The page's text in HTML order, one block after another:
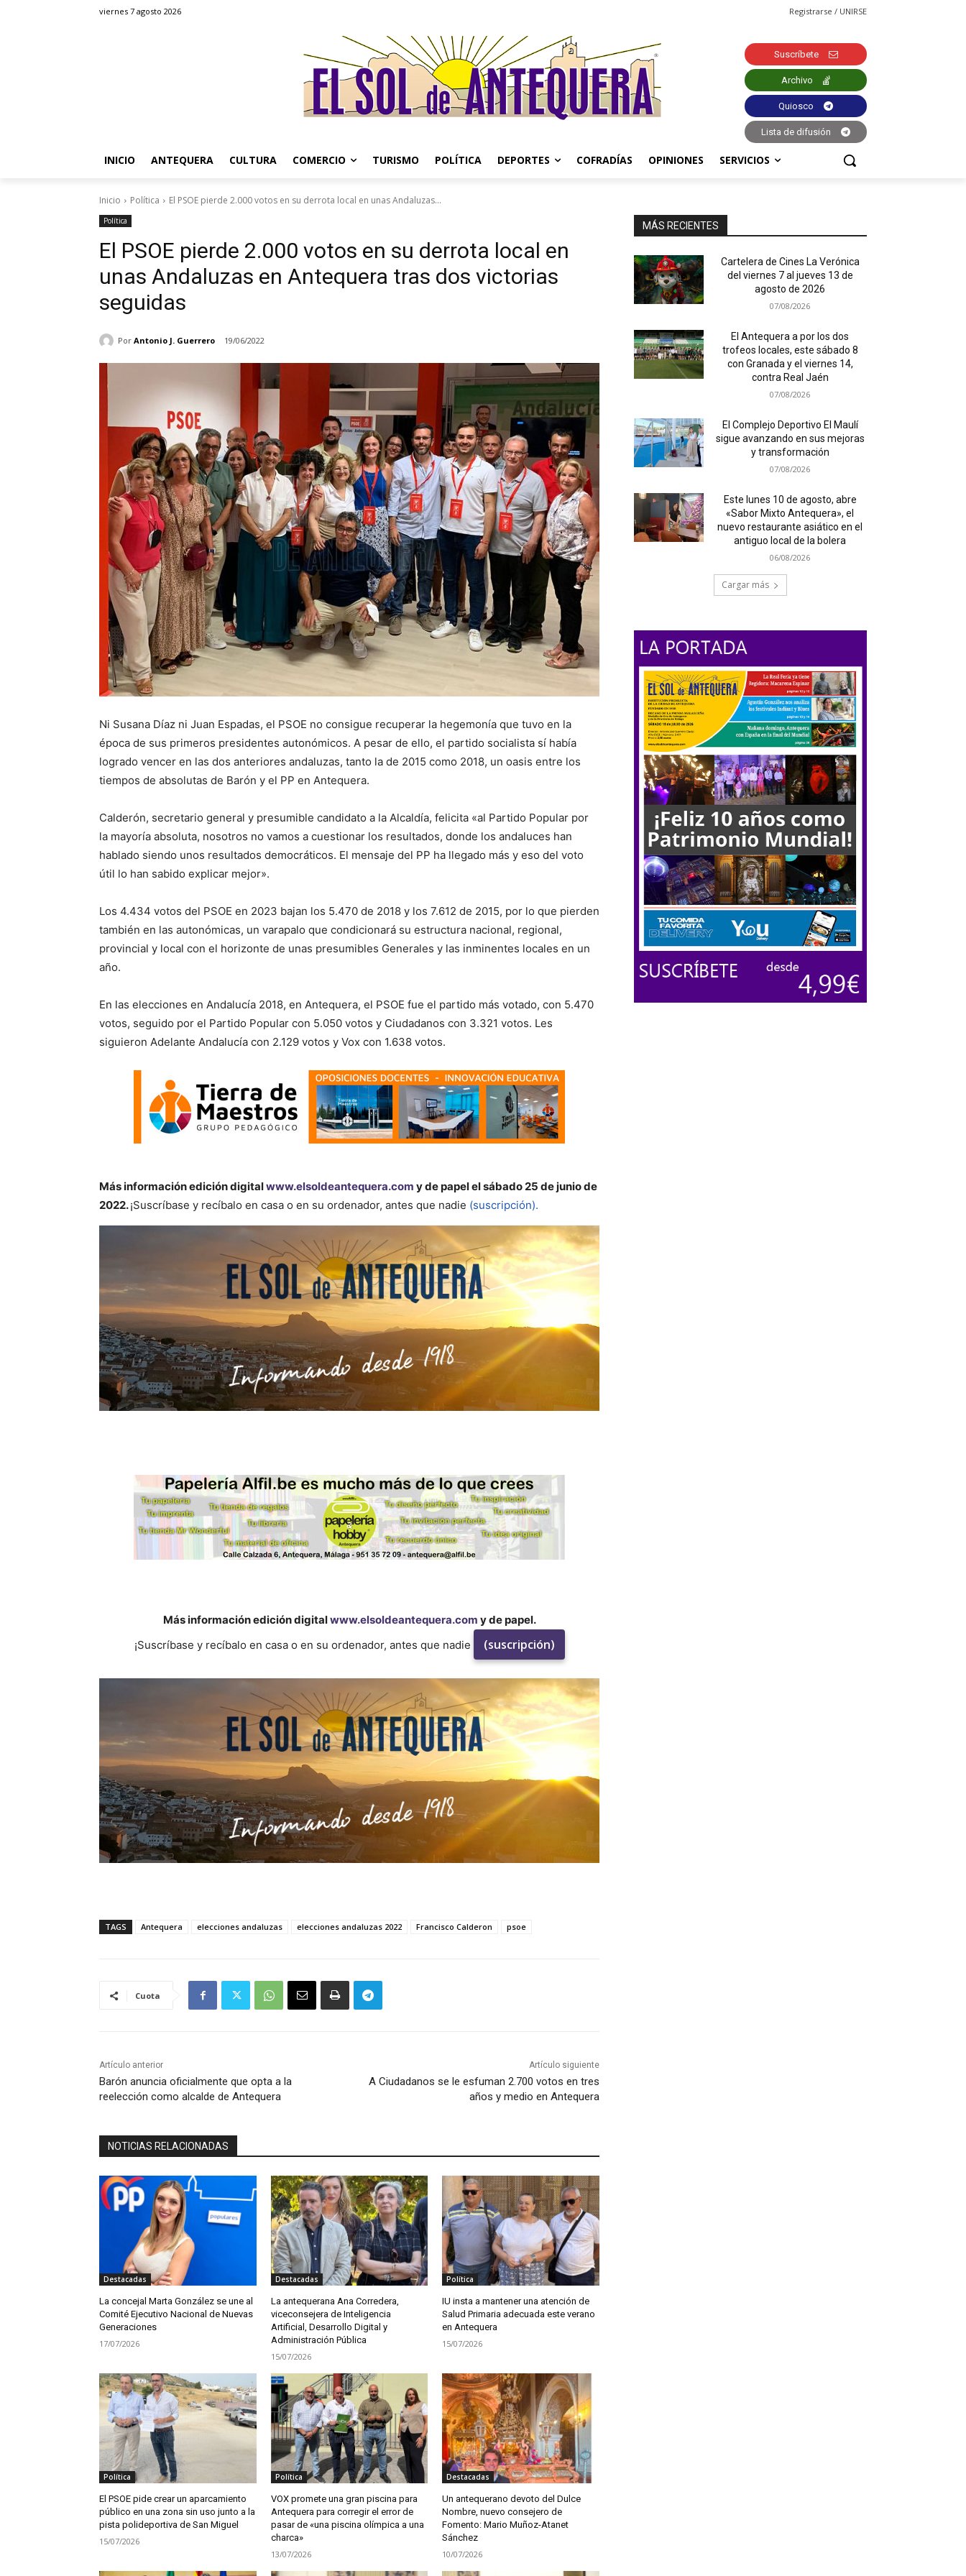
viernes 7 agosto 2026 Registrarse / UNIRSE
Suscríbete
Archivo
Quiosco
Lista de difusión
INICIO ANTEQUERA CULTURA COMERCIO TURISMO POLÍTICA DEPORTES COFRADÍAS OPINIONES SERVICIOS
Inicio Política El PSOE pierde 2.000 votos en su derrota local en unas Andaluzas...
Política
El PSOE pierde 2.000 votos en su derrota local en
unas Andaluzas en Antequera tras dos victorias
seguidas
Por Antonio J. Guerrero 19/06/2022
Ni Susana Díaz ni Juan Espadas, el PSOE no consigue recuperar la hegemonía que tuvo en la
época de sus primeros presidentes autonómicos. A pesar de ello, el partido socialista sí había
logrado vencer en las dos anteriores andaluzas, tanto la de 2015 como 2018, un oasis entre los
tiempos de absolutas de Barón y el PP en Antequera.
Calderón, secretario general y presumible candidato a la Alcaldía, felicita «al Partido Popular por
la mayoría absoluta, nosotros no vamos a cuestionar los resultados, donde los andaluces han
hablado siendo unos resultados democráticos. El mensaje del PP ha llegado más y eso del voto
útil lo han sabido explicar mejor».
Los 4.434 votos del PSOE en 2023 bajan los 5.470 de 2018 y los 7.612 de 2015, por lo que pierden
también en las autonómicas, un varapalo que condicionará su estructura nacional, regional,
provincial y local con el horizonte de unas presumibles Generales y las inminentes locales en un
año.
En las elecciones en Andalucía 2018, en Antequera, el PSOE fue el partido más votado, con 5.470
votos, seguido por el Partido Popular con 5.050 votos y Ciudadanos con 3.321 votos. Les
siguieron Adelante Andalucía con 2.129 votos y Vox con 1.638 votos.
Más informaciónedición digitalwww.elsoldeantequera.com y de papel el sábado 25 de junio de
2022.¡Suscríbase y recíbalo en casa o en su ordenador, antes que nadie (suscripción).
Más información edición digitalwww.elsoldeantequera.com y de papel.
¡Suscríbase y recíbalo en casa o en su ordenador, antes que nadie
(suscripción)
TAGS Antequera elecciones andaluzas elecciones andaluzas 2022 Francisco Calderon psoe
Cuota
Artículo anterior
Barón anuncia oficialmente que opta a la
reelección como alcalde de Antequera
Artículo siguiente
A Ciudadanos se le esfuman 2.700 votos en tres
años y medio en Antequera
NOTICIAS RELACIONADAS
Destacadas
La concejal Marta González se une al
Comité Ejecutivo Nacional de Nuevas
Generaciones
17/07/2026
Destacadas
La antequerana Ana Corredera,
viceconsejera de Inteligencia
Artificial, Desarrollo Digital y
Administración Pública
15/07/2026
Política
IU insta a mantener una atención de
Salud Primaria adecuada este verano
en Antequera
15/07/2026
Política
El PSOE pide crear un aparcamiento
público en una zona sin uso junto a la
pista polideportiva de San Miguel
15/07/2026
Política
VOX promete una gran piscina para
Antequera para corregir el error de
pasar de «una piscina olímpica a una
charca»
13/07/2026
Destacadas
Un antequerano devoto del Dulce
Nombre, nuevo consejero de
Fomento: Mario Muñoz-Atanet
Sánchez
10/07/2026
MÁS RECIENTES
Cartelera de Cines La Verónica
del viernes 7 al jueves 13 de
agosto de 2026
07/08/2026
El Antequera a por los dos
trofeos locales, este sábado 8
con Granada y el viernes 14,
contra Real Jaén
07/08/2026
El Complejo Deportivo El Maulí
sigue avanzando en sus mejoras
y transformación
07/08/2026
Este lunes 10 de agosto, abre
«Sabor Mixto Antequera», el
nuevo restaurante asiático en el
antiguo local de la bolera
06/08/2026
Cargar más